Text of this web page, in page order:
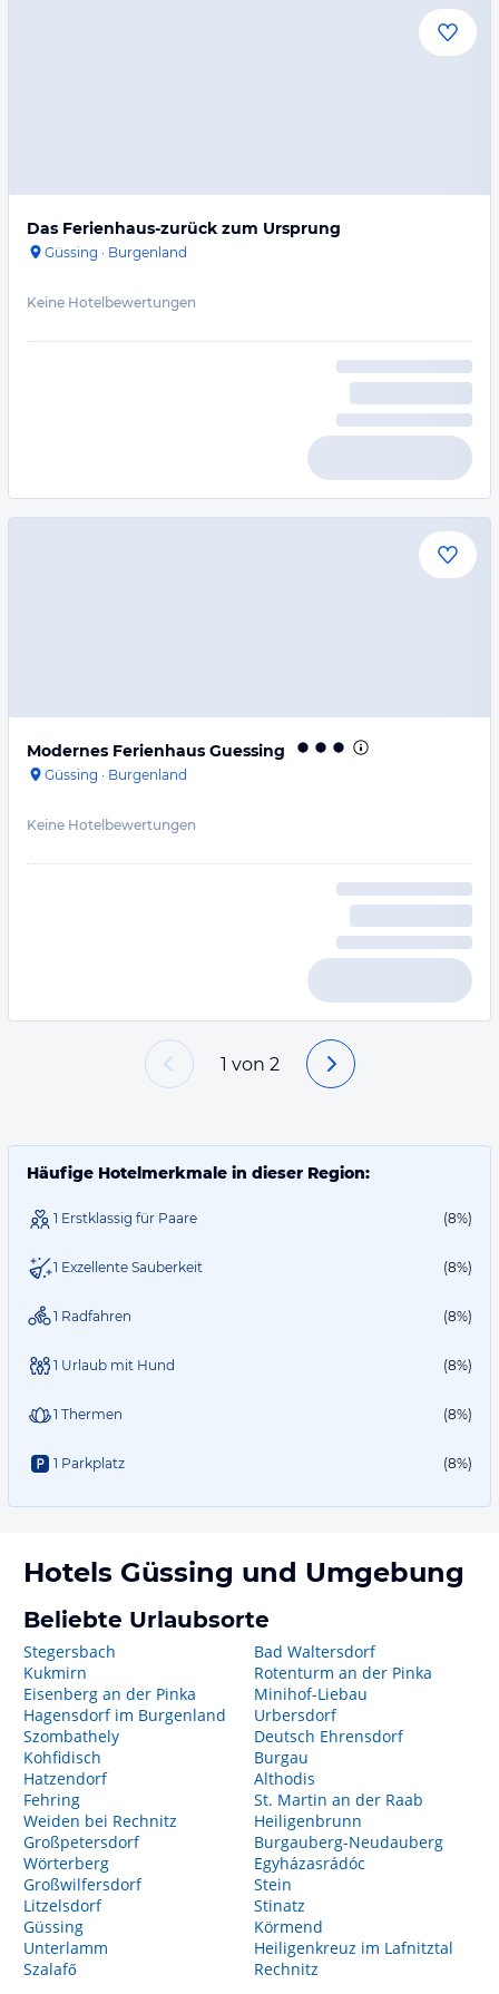
Das Ferienhaus-zurück zum Ursprung
Güssing · Burgenland
Keine Hotelbewertungen
Modernes Ferienhaus Guessing
Güssing · Burgenland
Keine Hotelbewertungen
1 von 2
Häufige Hotelmerkmale in dieser Region:
1 Erstklassig für Paare (8%)
1 Exzellente Sauberkeit (8%)
1 Radfahren (8%)
1 Urlaub mit Hund (8%)
1 Thermen (8%)
1 Parkplatz (8%)
Hotels Güssing und Umgebung
Beliebte Urlaubsorte
Stegersbach
Kukmirn
Eisenberg an der Pinka
Hagensdorf im Burgenland
Szombathely
Kohfidisch
Hatzendorf
Fehring
Weiden bei Rechnitz
Großpetersdorf
Wörterberg
Großwilfersdorf
Litzelsdorf
Güssing
Unterlamm
Szalafő
Bad Waltersdorf
Rotenturm an der Pinka
Minihof-Liebau
Urbersdorf
Deutsch Ehrensdorf
Burgau
Althodis
St. Martin an der Raab
Heiligenbrunn
Burgauberg-Neudauberg
Egyházasrádóc
Stein
Stinatz
Körmend
Heiligenkreuz im Lafnitztal
Rechnitz